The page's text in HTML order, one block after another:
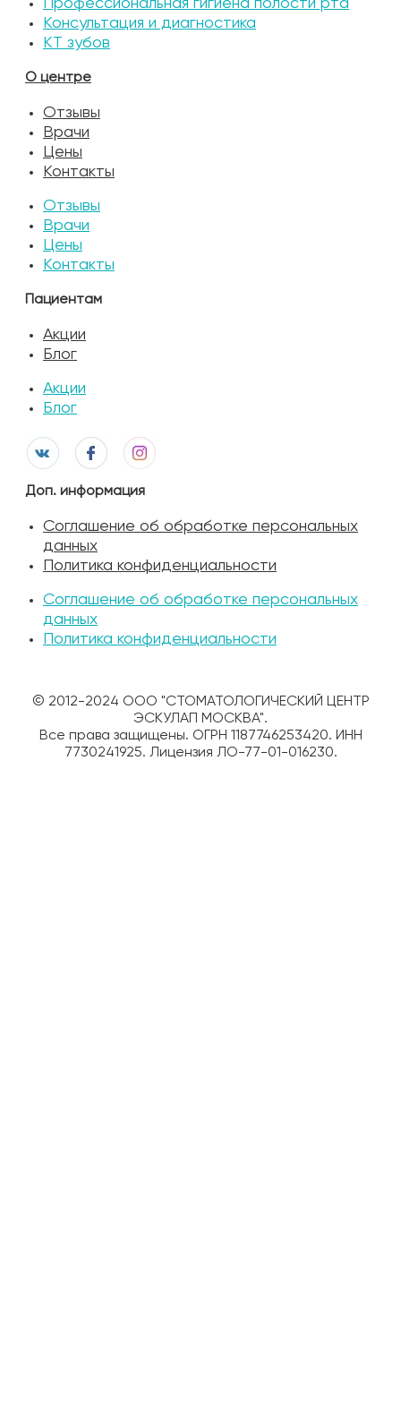
Профессиональная гигиена полости рта
Консультация и диагностика
КТ зубов
О центре
Отзывы
Врачи
Цены
Контакты
Отзывы
Врачи
Цены
Контакты
Пациентам
Акции
Блог
Акции
Блог
Доп. информация
Соглашение об обработке персональных
данных
Политика конфиденциальности
Соглашение об обработке персональных
данных
Политика конфиденциальности
© 2012-2024 ООО "СТОМАТОЛОГИЧЕСКИЙ ЦЕНТР
ЭСКУЛАП МОСКВА".
Все права защищены. ОГРН 1187746253420. ИНН
7730241925. Лицензия ЛО-77-01-016230.